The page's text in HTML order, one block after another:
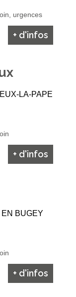
urgences
+ d'infos
LA-PAPE
+ d'infos
BUGEY
+ d'infos